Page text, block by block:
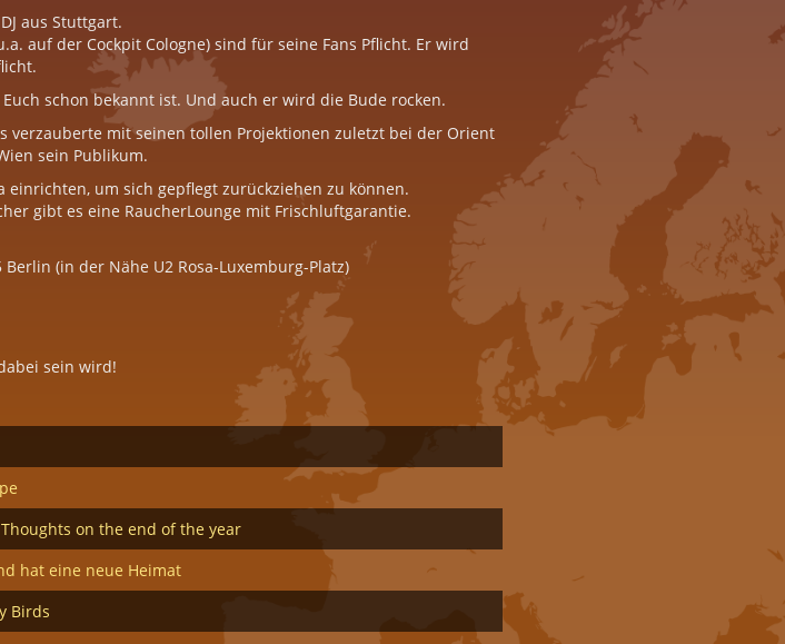
aus Stuttgart.
auf der Cockpit Cologne) sind für seine Fans Pflicht. Er wird
schon bekannt ist. Und auch er wird die Bude rocken.
verzauberte mit seinen tollen Projektionen zuletzt bei der Orient
sein Publikum.
um sich gepflegt zurückziehen zu können.
gibt es eine RaucherLounge mit Frischluftgarantie.
(in der Nähe U2 Rosa-Luxemburg-Platz)
sein wird!
on the end of the year
hat eine neue Heimat
Birds